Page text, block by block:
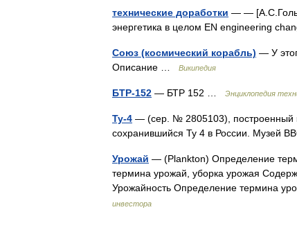
технические доработки — —
энергетика в целом EN engineering
Союз (космический корабль) — У
Описание …
Википедия
БТР-152 — БТР 152 … Энциклопедия
Ту-4 — (сер. № 2805103), построенный
сохранившийся Ту 4 в России. Музей
Урожай — (Plankton) Определение
термина урожай, уборка урожая
Урожайность Определение термина
инвестора